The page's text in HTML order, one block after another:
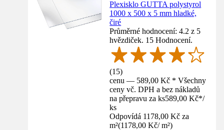
Plexisklo GUTTA polystyrol
1000 x 500 x 5 mm hladké,
čiré
Průměrné hodnocení: 4.2 z 5
hvězdiček. 15 Hodnocení.
(15)
cenu — 589,00 Kč * Všechny
ceny vč. DPH a bez nákladů
na přepravu za ks589,00 Kč*/
ks
Odpovídá 1178,00 Kč za
m²(1178,00 Kč/ m²)